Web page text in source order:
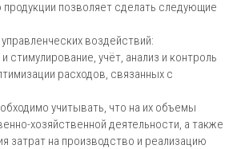
позволяет сделать следующие
воздействий:
стимулирование, учёт, анализ и контроль
расходов, связанных с
учитывать, что на их объемы
хозяйственной деятельности, а также
затрат на производство и реализацию